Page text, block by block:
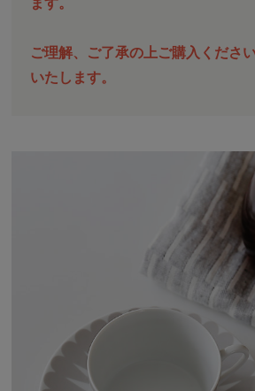
ご理解、ご了承の上ご購入くださ
いたします。